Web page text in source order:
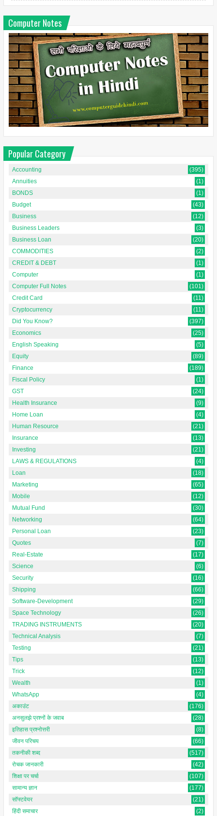
Computer Notes
Popular Category
Accounting
(395)
Annuities
(1)
BONDS
(1)
Budget
(43)
Business
(12)
Business Leaders
(3)
Business Loan
(20)
COMMODITIES
(2)
CREDIT & DEBT
(1)
Computer
(1)
Computer Full Notes
(101)
Credit Card
(11)
Cryptocurrency
(11)
Did You Know?
(397)
Economics
(25)
English Speaking
(5)
Equity
(89)
Finance
(189)
Fiscal Policy
(1)
GST
(24)
Health Insurance
(9)
Home Loan
(4)
Human Resource
(21)
Insurance
(13)
Investing
(21)
LAWS & REGULATIONS
(4)
Loan
(18)
Marketing
(65)
Mobile
(12)
Mutual Fund
(30)
Networking
(64)
Personal Loan
(23)
Quotes
(7)
Real-Estate
(17)
Science
(6)
Security
(16)
Shipping
(66)
Software-Development
(29)
Space Technology
(26)
TRADING INSTRUMENTS
(20)
Technical Analysis
(7)
Testing
(21)
Tips
(13)
Trick
(12)
Wealth
(1)
WhatsApp
(4)
अकाउंट
(176)
अनसुलझे प्रश्नों के जवाब
(28)
इतिहास प्रश्नोत्तरी
(8)
जीवन परिचय
(66)
तकनीकी शब्द
(517)
रोचक जानकारी
(42)
शिक्षा पर चर्चा
(107)
सामान्य ज्ञान
(177)
सॉफ्टवेयर
(21)
हिंदी समाचार
(2)